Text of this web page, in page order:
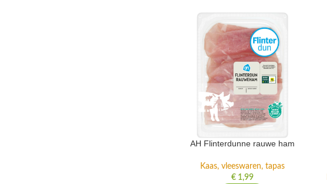
AH Flinterdunne rauwe ham
Kaas, vleeswaren, tapas
€1,99